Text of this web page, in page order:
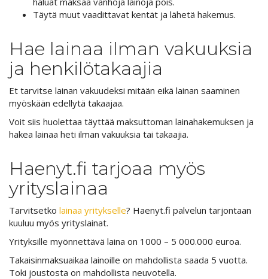
Täytä muut vaadittavat kentät ja lähetä hakemus.
Hae lainaa ilman vakuuksia
ja henkilötakaajia
Et tarvitse lainan vakuudeksi mitään eikä lainan saaminen
myöskään edellytä takaajaa.
Voit siis huolettaa täyttää maksuttoman lainahakemuksen ja
hakea lainaa heti ilman vakuuksia tai takaajia.
Haenyt.fi tarjoaa myös
yrityslainaa
Tarvitsetko lainaa yritykselle? Haenyt.fi palvelun tarjontaan
kuuluu myös yrityslainat.
Yrityksille myönnettävä laina on 1000 – 5 000.000 euroa.
Takaisinmaksuaikaa lainoille on mahdollista saada 5 vuotta.
Toki joustosta on mahdollista neuvotella.